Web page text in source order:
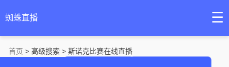
蜘蛛直播 ☰
首页 > 高级搜索 > 斯诺克比赛在线直播